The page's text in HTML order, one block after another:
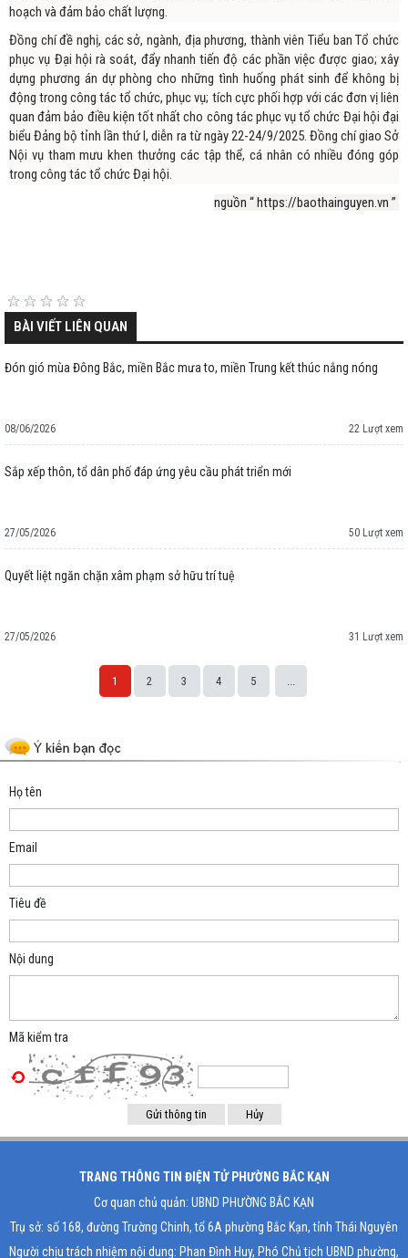
hoạch và đảm bảo chất lượng.
Đồng chí đề nghị, các sở, ngành, địa phương, thành viên Tiểu ban Tổ chức
phục vụ Đại hội rà soát, đẩy nhanh tiến độ các phần việc được giao; xây
dựng phương án dự phòng cho những tình huống phát sinh để không bị
động trong công tác tổ chức, phục vụ; tích cực phối hợp với các đơn vị liên
quan đảm bảo điều kiện tốt nhất cho công tác phục vụ tổ chức Đại hội đại
biểu Đảng bộ tỉnh lần thứ I, diễn ra từ ngày 22-24/9/2025. Đồng chí giao Sở
Nội vụ tham mưu khen thưởng các tập thể, cá nhân có nhiều đóng góp
trong công tác tổ chức Đại hội.
nguồn “ https://baothainguyen.vn ”
BÀI VIẾT LIÊN QUAN
Đón gió mùa Đông Bắc, miền Bắc mưa to, miền Trung kết thúc nắng nóng
08/06/2026 22 Lượt xem
Sắp xếp thôn, tổ dân phố đáp ứng yêu cầu phát triển mới
27/05/2026 50 Lượt xem
Quyết liệt ngăn chặn xâm phạm sở hữu trí tuệ
27/05/2026 31 Lượt xem
1 2 3 4 5 ...
Họ tên
Email
Tiêu đề
Nội dung
Mã kiểm tra
TRANG THÔNG TIN ĐIỆN TỬ PHƯỜNG BẮC KẠN
Cơ quan chủ quản: UBND PHƯỜNG BẮC KẠN
Trụ sở: số 168, đường Trường Chinh, tổ 6A phường Bắc Kạn, tỉnh Thái Nguyên
Người chịu trách nhiệm nội dung: Phan Đình Huy, Phó Chủ tịch UBND phường,